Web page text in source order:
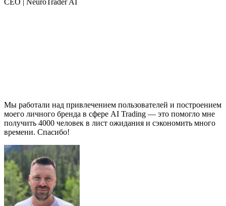
Мы работали над привлечением пользователей и построением
моего личного бренда в сфере AI Trading — это помогло мне
получить 4000 человек в лист ожидания и сэкономить много
времени. Спасибо!